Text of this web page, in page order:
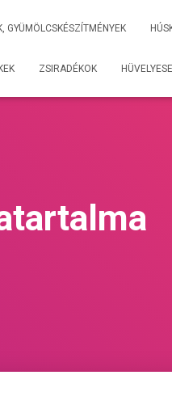
GYÜMÖLCSKÉSZÍTMÉNYEK
ZSIRADÉKOK